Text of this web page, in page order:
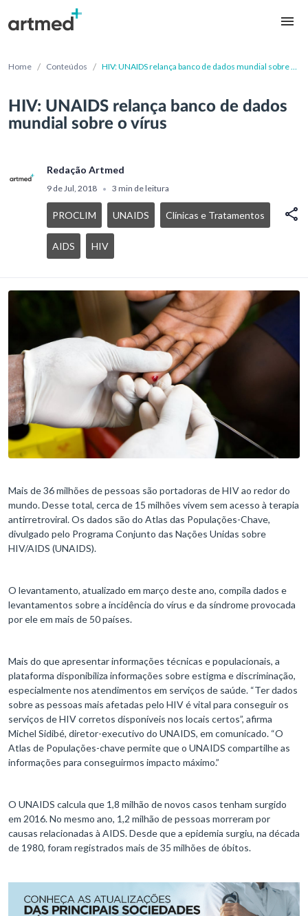
Home / Conteúdos / HIV: UNAIDS relança banco de dados mundial sobre o
HIV: UNAIDS relança banco de dados
mundial sobre o vírus
Redação Artmed
9 de Jul, 2018 • 3 min de leitura
PROCLIM UNAIDS Clínicas e Tratamentos
AIDS HIV
Mais de 36 milhões de pessoas são portadoras de HIV ao redor do
mundo. Desse total, cerca de 15 milhões vivem sem acesso à terapia
antirretroviral. Os dados são do Atlas das Populações-Chave,
divulgado pelo Programa Conjunto das Nações Unidas sobre
HIV/AIDS (UNAIDS).
O levantamento, atualizado em março deste ano, compila dados e
levantamentos sobre a incidência do vírus e da síndrome provocada
por ele em mais de 50 países.
Mais do que apresentar informações técnicas e populacionais, a
plataforma disponibiliza informações sobre estigma e discriminação,
especialmente nos atendimentos em serviços de saúde. “Ter dados
sobre as pessoas mais afetadas pelo HIV é vital para conseguir os
serviços de HIV corretos disponíveis nos locais certos”, afirma
Michel Sidibé, diretor-executivo do UNAIDS, em comunicado. “O
Atlas de Populações-chave permite que o UNAIDS compartilhe as
informações para conseguirmos impacto máximo.”
O UNAIDS calcula que 1,8 milhão de novos casos tenham surgido
em 2016. No mesmo ano, 1,2 milhão de pessoas morreram por
causas relacionadas à AIDS. Desde que a epidemia surgiu, na década
de 1980, foram registrados mais de 35 milhões de óbitos.